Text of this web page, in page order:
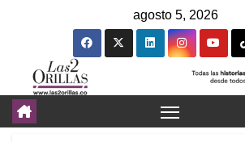
agosto 5, 2026